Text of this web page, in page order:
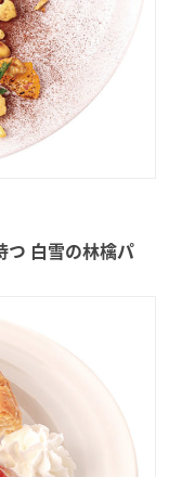
つ 白雪の林檎パ